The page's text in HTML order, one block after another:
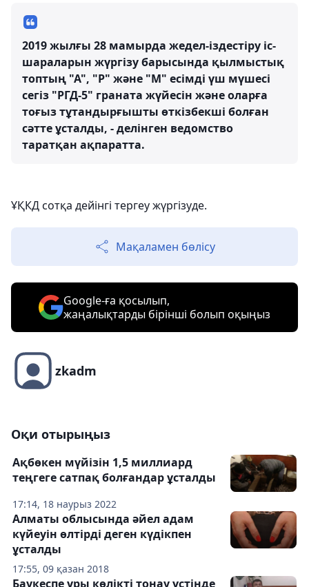
2019 жылғы 28 мамырда жедел-іздестіру іс-
шараларын жүргізу барысында қылмыстық
топтың "А", "Р" және "М" есімді үш мүшесі
сегіз "РГД-5" граната жүйесін және оларға
тоғыз тұтандырғышты өткізбекші болған
сәтте ұсталды, - делінген ведомство
таратқан ақпаратта.
ҰҚКД сотқа дейінгі тергеу жүргізуде.
Мақаламен бөлісу
Google-ға қосылып,
жаңалықтарды бірінші болып оқыңыз
zkadm
Оқи отырыңыз
17:14, 18 наурыз 2022
Ақбөкен мүйізін 1,5 миллиард
теңгеге сатпақ болғандар ұсталды
17:55, 09 қазан 2018
Алматы облысында әйел адам
күйеуін өлтірді деген күдікпен
ұсталды
Баукеспе ұры көлікті тонау үстінде